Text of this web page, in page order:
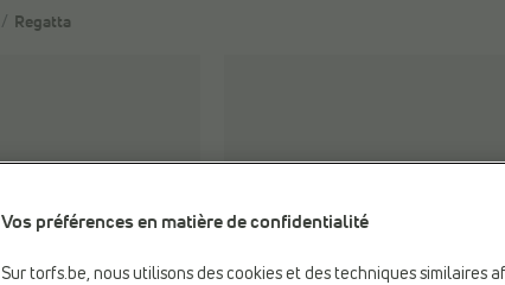
Regatta
Vos préférences en matière de confidentialité
Sur torfs.be, nous utilisons des cookies et des techniques similaires